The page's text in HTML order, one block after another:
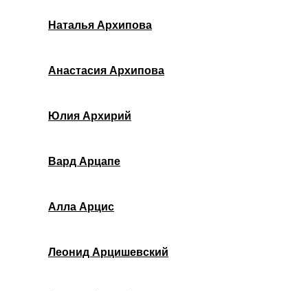
Наталья Архипова
Анастасия Архипова
Юлия Архирий
Вард Арцапе
Алла Арцис
Леонид Арцишевский